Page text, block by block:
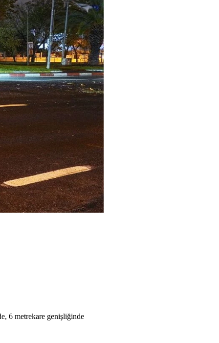
6 metrekare genişliğinde